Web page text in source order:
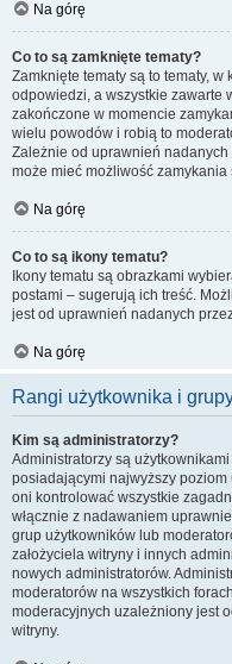
Na górę
Co to są zamknięte tematy?
Zamknięte tematy są to tematy,
odpowiedzi, a wszystkie zawarte
zakończone w momencie
wielu powodów i robią to
Zależnie od uprawnień
może mieć możliwość zamykania
Na górę
Co to są ikony tematu?
Ikony tematu są obrazkami
postami – sugerują ich treść.
jest od uprawnień nadanych
Na górę
Rangi użytkownika i
Kim są administratorzy?
Administratorzy są
posiadającymi najwyższy poziom
oni kontrolować wszystkie
włącznie z nadawaniem
grup użytkowników lub
założyciela witryny i innych
nowych administratorów.
moderatorów na wszystkich
moderacyjnych uzależniony jest
witryny.